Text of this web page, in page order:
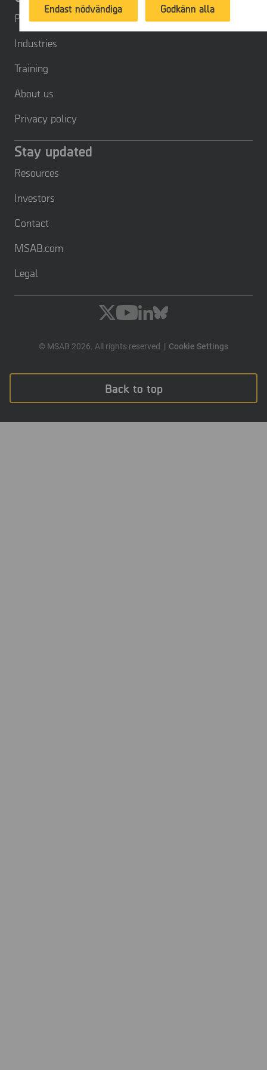
Products
Industries
Training
About us
Privacy policy
Stay updated
Resources
Investors
Contact
MSAB.com
Legal
© MSAB 2026. All rights reserved Cookie Settings
Back to top
have purchased in the past.
Endast nödvändiga Godkänn alla